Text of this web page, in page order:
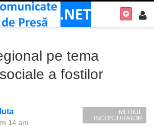
pe tema
a fostilor
14 ani
MEDIUL
INCONJURATOR